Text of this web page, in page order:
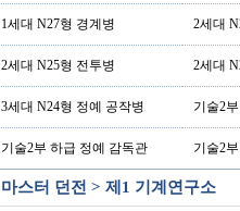
1세대 N27형 경계병 2세대
2세대 N25형 전투병 2세대
3세대 N24형 정예 공작병 기술2
기술2부 하급 정예 감독관 기술2
마스터 던전 > 제1 기계연구소